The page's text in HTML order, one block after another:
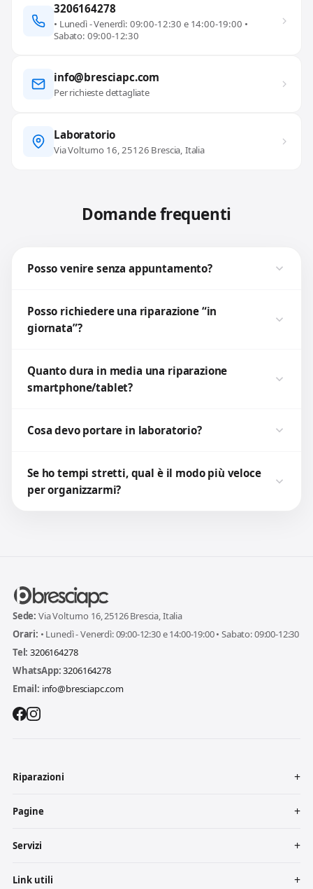
3206164278
• Lunedì - Venerdì: 09:00-12:30 e 14:00-19:00 •
Sabato: 09:00-12:30
info@bresciapc.com
Per richieste dettagliate
Laboratorio
Via Volturno 16, 25126 Brescia, Italia
Domande frequenti
Posso venire senza appuntamento?
Posso richiedere una riparazione “in
giornata”?
Quanto dura in media una riparazione
smartphone/tablet?
Cosa devo portare in laboratorio?
Se ho tempi stretti, qual è il modo più veloce
per organizzarmi?
Sede: Via Volturno 16, 25126 Brescia, Italia
Orari: • Lunedì - Venerdì: 09:00-12:30 e 14:00-19:00 • Sabato: 09:00-12:30
Tel: 3206164278
WhatsApp:3206164278
Email: info@bresciapc.com
Riparazioni
Pagine
Servizi
Link utili